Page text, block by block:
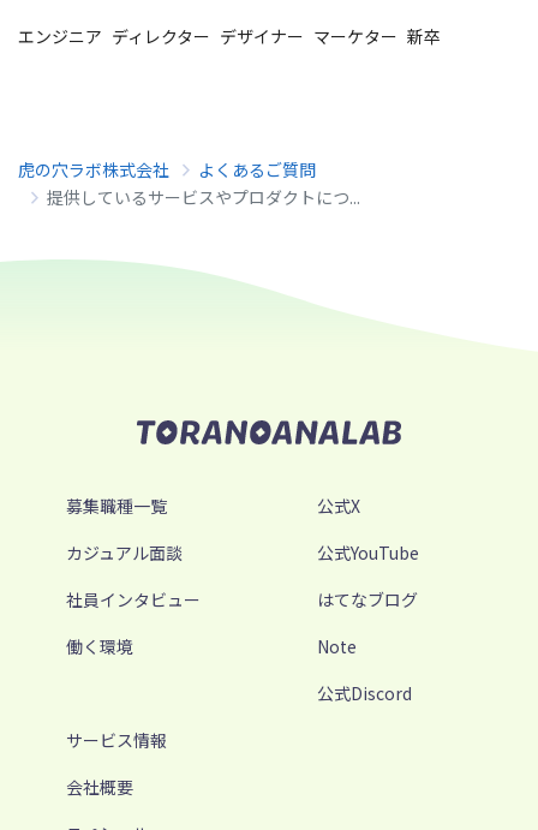
エンジニア ディレクター デザイナー マーケター 新卒
虎の穴ラボ株式会社
よくあるご質問
提供しているサービスやプロダクトにつ...
募集職種一覧
カジュアル面談
社員インタビュー
働く環境
サービス情報
会社概要
公式X
公式YouTube
はてなブログ
Note
公式Discord